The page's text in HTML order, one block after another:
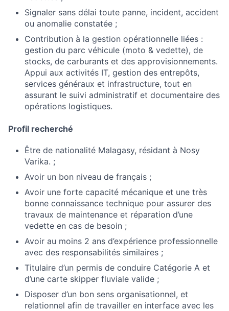
Signaler sans délai toute panne, incident, accident
ou anomalie constatée ;
Contribution à la gestion opérationnelle liées :
gestion du parc véhicule (moto & vedette), de
stocks, de carburants et des approvisionnements.
Appui aux activités IT, gestion des entrepôts,
services généraux et infrastructure, tout en
assurant le suivi administratif et documentaire des
opérations logistiques.
Profil recherché
Être de nationalité Malagasy, résidant à Nosy
Varika. ;
Avoir un bon niveau de français ;
Avoir une forte capacité mécanique et une très
bonne connaissance technique pour assurer des
travaux de maintenance et réparation d’une
vedette en cas de besoin ;
Avoir au moins 2 ans d’expérience professionnelle
avec des responsabilités similaires ;
Titulaire d’un permis de conduire Catégorie A et
d’une carte skipper fluviale valide ;
Disposer d’un bon sens organisationnel, et
relationnel afin de travailler en interface avec les